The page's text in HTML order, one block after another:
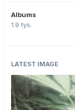
Albums
1.9 tys.
LATEST IMAGE